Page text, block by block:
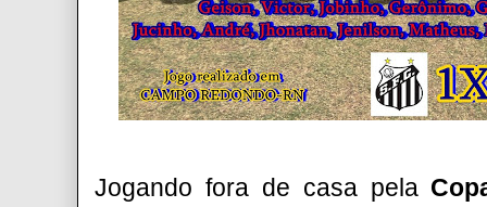
Jogando fora de casa pela